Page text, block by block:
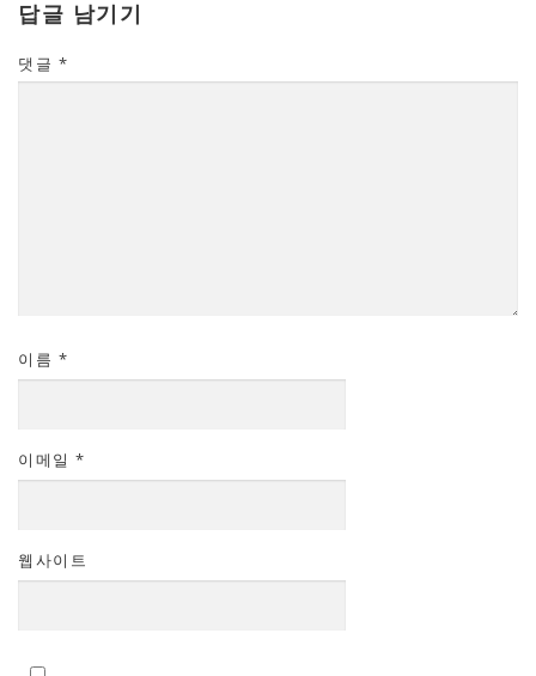
답글 남기기
댓글 *
이름 *
이메일 *
웹사이트